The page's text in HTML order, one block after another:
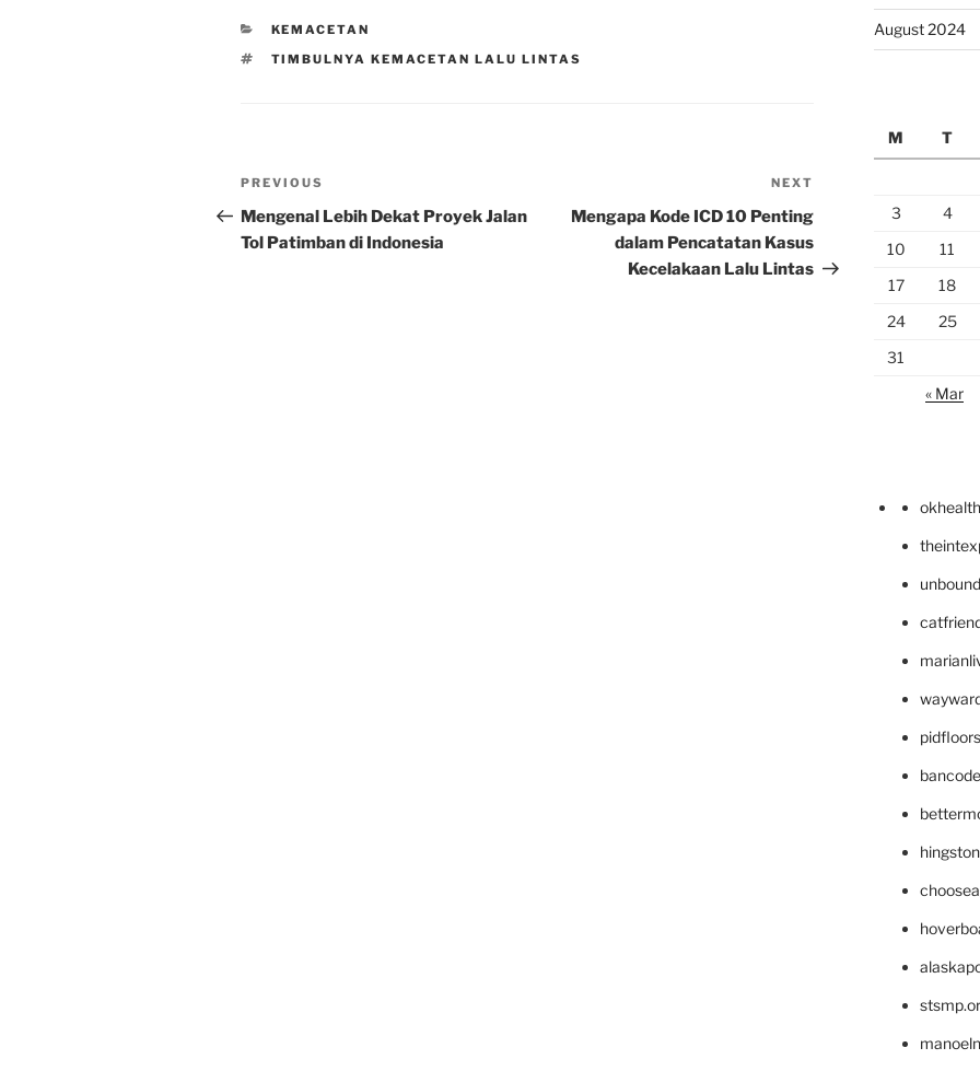
CATEGORIES
KEMACETAN
TAGS
TIMBULNYA KEMACETAN LALU LINTAS
Post
navigation
Previous
Post
PREVIOUS
Mengenal Lebih Dekat Proyek Jalan
Tol Patimban di Indonesia
Post
NEXT
Mengapa Kode ICD 10 Penting
dalam Pencatatan Kasus
Kecelakaan Lalu Lintas
August 2024
M
T
3
4
10
11
17
18
24
25
31
« Mar